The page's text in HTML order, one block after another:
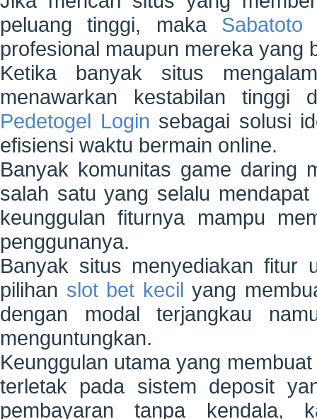
peluang tinggi, maka Sabatoto
profesional maupun mereka yang
Ketika banyak situs
menawarkan kestabilan tinggi
Pedetogel Login sebagai solusi
efisiensi waktu bermain online.
Banyak komunitas game daring
salah satu yang selalu
keunggulan fiturnya mampu
penggunanya.
Banyak situs menyediakan fitur
pilihan slot bet kecil yang
dengan modal terjangkau
menguntungkan.
Keunggulan utama yang
terletak pada sistem deposit
pembayaran tanpa kendala,